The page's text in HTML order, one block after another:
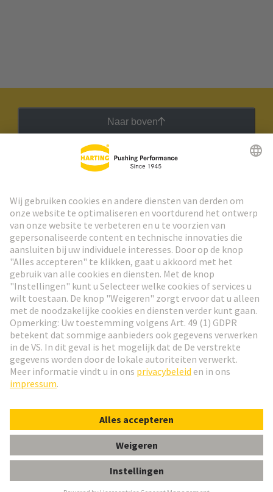
Han ES AV Pos. 6 Insert Term. Block righ
Naar boven
Ga naar registratie
Social Media
Nederlands
© HARTING Technology Group
AfdrukPrivacybeleid Cookie-instellingen
Gebruiksvoorwaarden